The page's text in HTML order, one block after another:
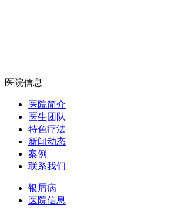
医院信息
医院简介
医生团队
特色疗法
新闻动态
案例
联系我们
银屑病
医院信息